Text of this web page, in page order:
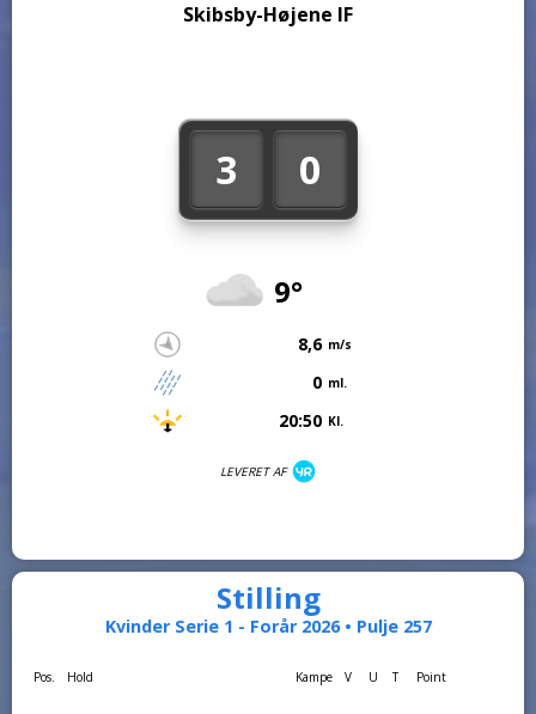
3 0
9°
8,6 m/s
0 ml.
20:50 Kl.
LEVERET AF
Skibsby-Højene IF
Stilling
Kvinder Serie 1 - Forår 2026 • Pulje 257
Pos. Hold Kampe V U T Point